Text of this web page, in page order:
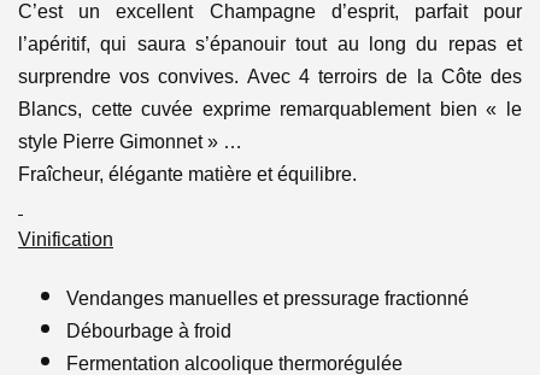
C’est un excellent Champagne d’esprit, parfait pour
l’apéritif, qui saura s’épanouir tout au long du repas et
surprendre vos convives. Avec 4 terroirs de la Côte des
Blancs, cette cuvée exprime remarquablement bien « le
style Pierre Gimonnet » …
Fraîcheur, élégante matière et équilibre.
Vinification
Vendanges manuelles et pressurage fractionné
Débourbage à froid
Fermentation alcoolique thermorégulée